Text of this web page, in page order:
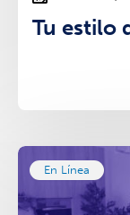
Tu estilo
En Línea